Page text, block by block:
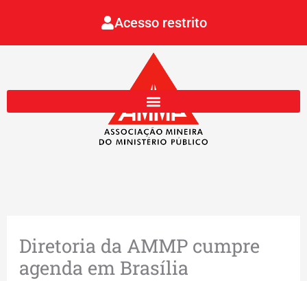
Acesso restrito
Diretoria da AMMP cumpre
agenda em Brasília